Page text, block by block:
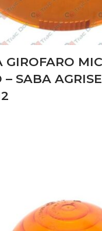
GIROFARO
SABA